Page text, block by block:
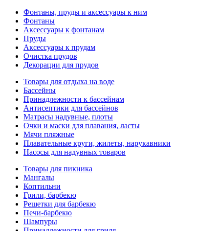
Фонтаны, пруды и аксессуары к ним
Фонтаны
Аксессуары к фонтанам
Пруды
Аксессуары к прудам
Очистка прудов
Декорации для прудов
Товары для отдыха на воде
Бассейны
Принадлежности к бассейнам
Антисептики для бассейнов
Матраcы надувные, плоты
Очки и маски для плавания, ласты
Мячи пляжные
Плавательные круги, жилеты, нарукавники
Насосы для надувных товаров
Товары для пикника
Мангалы
Коптильни
Грили, барбекю
Решетки для барбекю
Печи-барбекю
Шампуры